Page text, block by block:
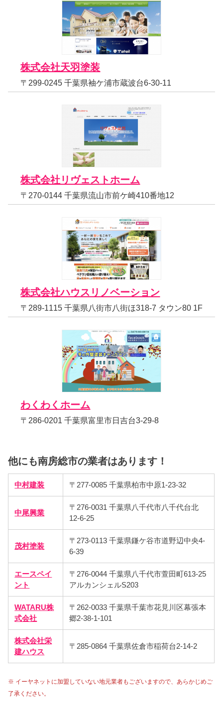
株式会社天羽塗装
〒299-0245 千葉県袖ケ浦市蔵波台6-30-11
株式会社リヴェストホーム
〒270-0144 千葉県流山市前ケ崎410番地12
株式会社ハウスリノベーション
〒289-1115 千葉県八街市八街ほ318-7 タウン80 1F
わくわくホーム
〒286-0201 千葉県富里市日吉台3-29-8
他にも南房総市の業者はあります！
中村建装 〒277-0085 千葉県柏市中原1-23-32
中尾興業
〒276-0031 千葉県八千代市八千代台北
12-6-25
茂村塗装
〒273-0113 千葉県鎌ケ谷市道野辺中央4-
6-39
エースペイ
ント
〒276-0044 千葉県八千代市萱田町613-25
アルカンシェルS203
WATARU株
式会社
〒262-0033 千葉県千葉市花見川区幕張本
郷2-38-1-101
株式会社栄
建ハウス
〒285-0864 千葉県佐倉市稲荷台2-14-2
※ イーヤネットに加盟していない地元業者もございますので、あらかじめご
了承ください。